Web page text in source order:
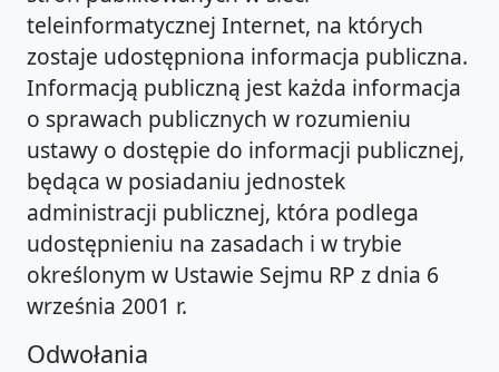
teleinformatycznej Internet, na których
zostaje udostępniona informacja publiczna.
Informacją publiczną jest każda informacja
o sprawach publicznych w rozumieniu
ustawy o dostępie do informacji publicznej,
będąca w posiadaniu jednostek
administracji publicznej, która podlega
udostępnieniu na zasadach i w trybie
określonym w Ustawie Sejmu RP z dnia 6
września 2001 r.
Odwołania